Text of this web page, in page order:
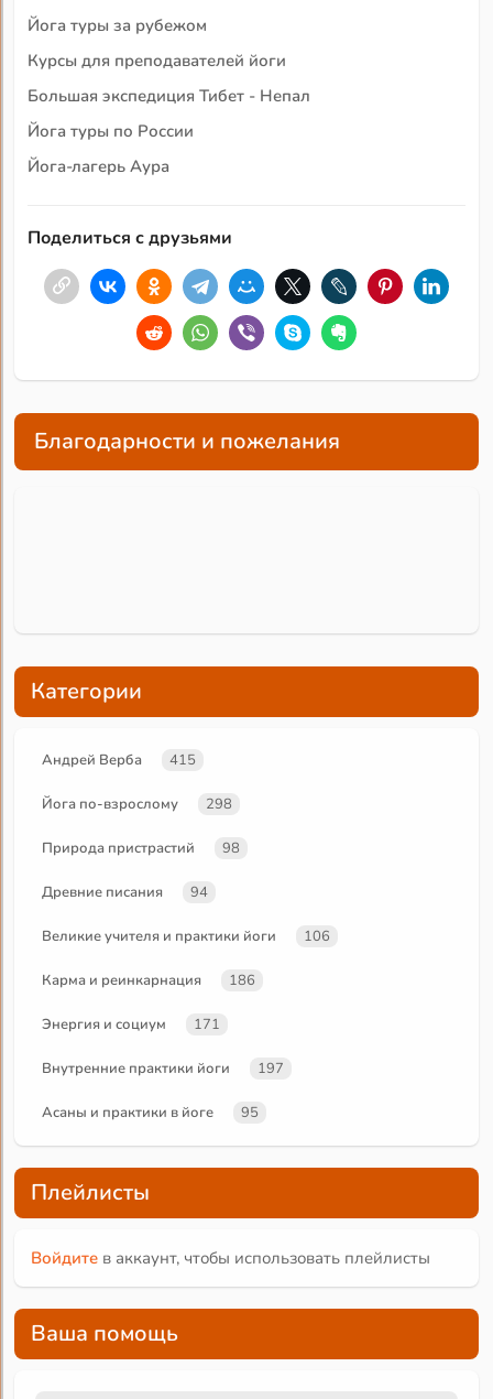
Йога туры за рубежом
Курсы для преподавателей йоги
Большая экспедиция Тибет - Непал
Йога туры по России
Йога-лагерь Аура
Поделиться с друзьями
Благодарности и пожелания
Категории
Андрей Верба 415
Йога по-взрослому 298
Природа пристрастий 98
Древние писания 94
Великие учителя и практики йоги 106
Карма и реинкарнация 186
Энергия и социум 171
Внутренние практики йоги 197
Асаны и практики в йоге 95
Плейлисты
Войдите в аккаунт, чтобы использовать плейлисты
Ваша помощь